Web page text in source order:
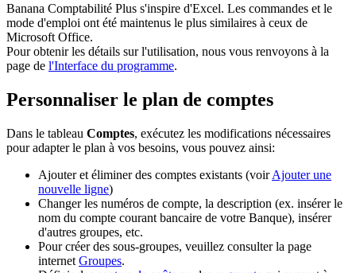
Banana Comptabilité Plus s'inspire d'Excel. Les commandes et le
mode d'emploi ont été maintenus le plus similaires à ceux de
Microsoft Office.
Pour obtenir les détails sur l'utilisation, nous vous renvoyons à la
page de l'Interface du programme.
Personnaliser le plan de comptes
Dans le tableau Comptes, exécutez les modifications nécessaires
pour adapter le plan à vos besoins, vous pouvez ainsi:
Ajouter et éliminer des comptes existants (voirAjouter une
nouvelle ligne)
Changer les numéros de compte, la description (ex. insérer le
nom du compte courant bancaire de votre Banque), insérer
d'autres groupes, etc.
Pour créer des sous-groupes, veuillez consulter la page
internet Groupes.